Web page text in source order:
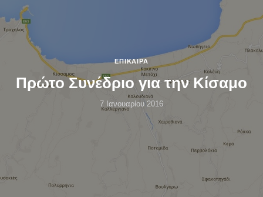
ΕΠΊΚΑΙΡΑ
Πρώτο Συνέδριο για την Κίσαμο
7 Ιανουαρίου 2016